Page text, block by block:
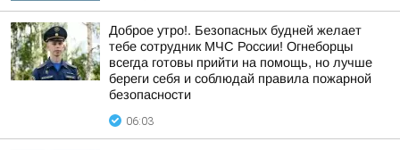
Доброе утро!. Безопасных будней желает
тебе сотрудник МЧС России! Огнеборцы
всегда готовы прийти на помощь, но лучше
береги себя и соблюдай правила пожарной
безопасности
06:03